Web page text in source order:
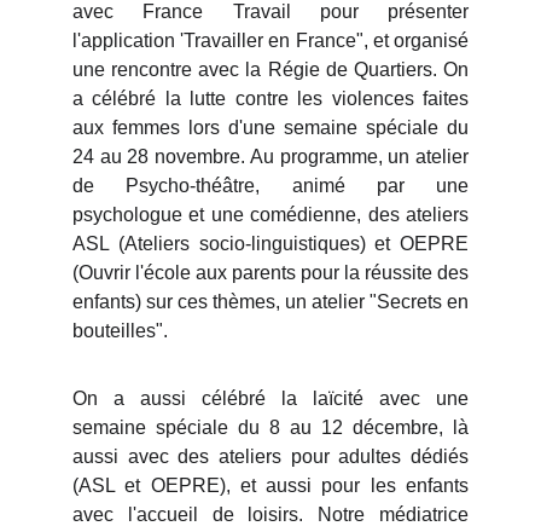
avec France Travail pour présenter
l'application 'Travailler en France", et organisé
une rencontre avec la Régie de Quartiers. On
a célébré la lutte contre les violences faites
aux femmes lors d'une semaine spéciale du
24 au 28 novembre. Au programme, un atelier
de Psycho-théâtre, animé par une
psychologue et une comédienne, des ateliers
ASL (Ateliers socio-linguistiques) et OEPRE
(Ouvrir l'école aux parents pour la réussite des
enfants) sur ces thèmes, un atelier "Secrets en
bouteilles".
On a aussi célébré la laïcité avec une
semaine spéciale du 8 au 12 décembre, là
aussi avec des ateliers pour adultes dédiés
(ASL et OEPRE), et aussi pour les enfants
avec l'accueil de loisirs. Notre médiatrice